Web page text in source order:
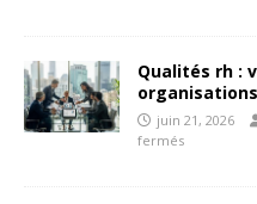
Qualités rh :
organisations
juin 21, 2026
fermés